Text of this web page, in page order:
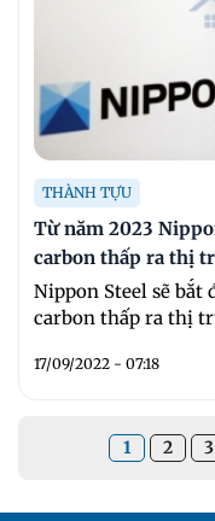
THÀNH TỰU
Từ năm 2023
carbon thấp ra thị
Nippon Steel sẽ bắt
carbon thấp ra thị
17/09/2022 - 07:18
1 2 3